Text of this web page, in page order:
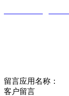
留言应用名称：
客户留言